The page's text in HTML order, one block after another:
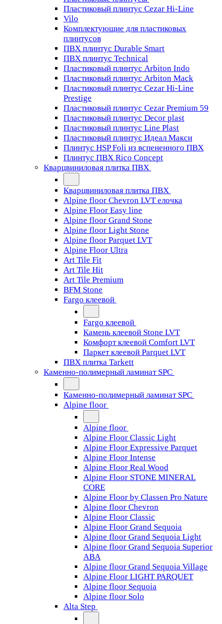
Пластиковый плинтус Cezar Hi-Line
Vilo
Комплектующие для пластиковых
плинтусов
ПВХ плинтус Durable Smart
ПВХ плинтус Technical
Пластиковый плинтус Arbiton Indo
Пластиковый плинтус Arbiton Mack
Пластиковый плинтус Cezar Hi-Line
Prestige
Пластиковый плинтус Cezar Premium 59
Пластиковый плинтус Decor plast
Пластиковый плинтус Line Plast
Пластиковый плинтус Идеал Макси
Плинтус HSP Foli из вспененного ПВХ
Плинтус ПВХ Rico Concept
Кварцвиниловая плитка ПВХ
Кварцвиниловая плитка ПВХ
Alpine floor Chevron LVT елочка
Alpine Floor Easy line
Alpine floor Grand Stone
Alpine floor Light Stone
Alpine floor Parquet LVT
Alpine Floor Ultra
Art Tile Fit
Art Tile Hit
Art Tile Premium
BFM Stone
Fargo клеевой
Fargo клеевой
Камень клеевой Stone LVT
Комфорт клеевой Comfort LVT
Паркет клеевой Parquet LVT
ПВХ плитка Tarkett
Каменно-полимерный ламинат SPC
Каменно-полимерный ламинат SPC
Alpine floor
Alpine floor
Alpine Floor Classic Light
Alpine Floor Expressive Parquet
Alpine Floor Intense
Alpine Floor Real Wood
Alpine Floor STONE MINERAL
CORE
Alpine Floor by Classen Pro Nature
Alpine floor Chevron
Alpine Floor Classic
Alpine Floor Grand Sequoia
Alpine floor Grand Sequoia Light
Alpine floor Grand Sequoia Superior
ABA
Alpine floor Grand Sequoia Village
Alpine Floor LIGHT PARQUET
Alpine floor Sequoia
Alpine floor Solo
Alta Step